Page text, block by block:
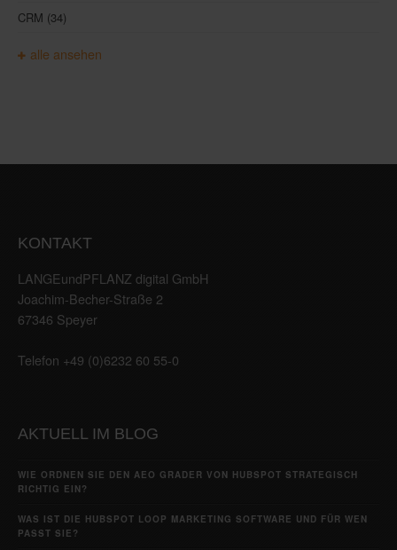
CRM (34)
alle ansehen
KONTAKT
LANGEundPFLANZ digital GmbH
Joachim-Becher-Straße 2
67346 Speyer
Telefon +49 (0)6232 60 55-0
AKTUELL IM BLOG
WIE ORDNEN SIE DEN AEO GRADER VON HUBSPOT STRATEGISCH
RICHTIG EIN?
WAS IST DIE HUBSPOT LOOP MARKETING SOFTWARE UND FÜR WEN
PASST SIE?